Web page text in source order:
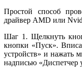
Простой способ
драйвер AMD или
Шаг 1. Щелкнуть
кнопки «Пуск».
устройств» и нажать
надписью «Диспетчер